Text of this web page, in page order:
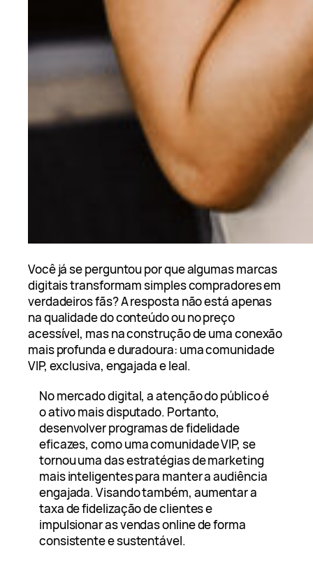
Você já se perguntou por que algumas marcas
digitais transformam simples compradores em
verdadeiros fãs? A resposta não está apenas
na qualidade do conteúdo ou no preço
acessível, mas na construção de uma conexão
mais profunda e duradoura: uma comunidade
VIP, exclusiva, engajada e leal.
No mercado digital, a atenção do público é
o ativo mais disputado. Portanto,
desenvolver programas de fidelidade
eficazes, como uma comunidade VIP, se
tornou uma das estratégias de marketing
mais inteligentes para manter a audiência
engajada. Visando também, aumentar a
taxa de fidelização de clientes e
impulsionar as vendas online de forma
consistente e sustentável.